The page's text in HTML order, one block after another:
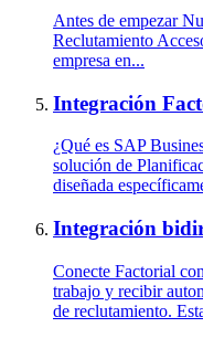
Antes de empezar
Reclutamiento
empresa en...
Integración
¿Qué es SAP
solución de
diseñada
Integración
Conecte Factorial
trabajo y recibir
de reclutamiento.